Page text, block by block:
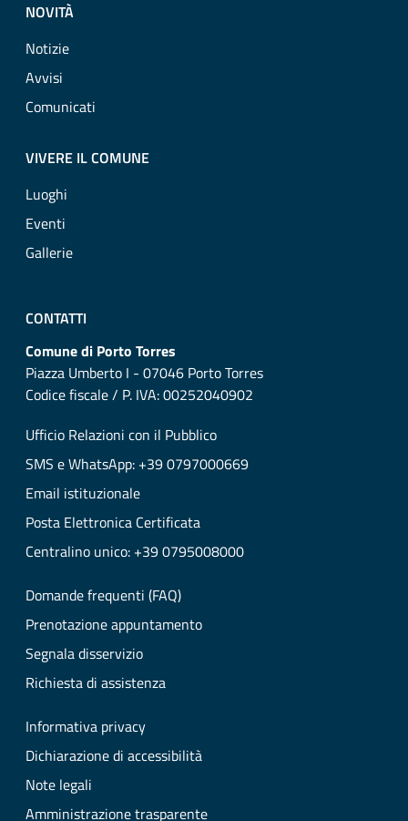
NOVITÀ
Notizie
Avvisi
Comunicati
VIVERE IL COMUNE
Luoghi
Eventi
Gallerie
CONTATTI
Comune di Porto Torres
Piazza Umberto I - 07046 Porto Torres
Codice fiscale / P. IVA: 00252040902
Ufficio Relazioni con il Pubblico
SMS e WhatsApp: +39 0797000669
Email istituzionale
Posta Elettronica Certificata
Centralino unico: +39 0795008000
Domande frequenti (FAQ)
Prenotazione appuntamento
Segnala disservizio
Richiesta di assistenza
Informativa privacy
Dichiarazione di accessibilità
Note legali
Amministrazione trasparente